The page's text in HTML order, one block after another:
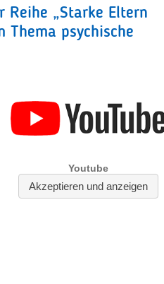
Reihe „Starke Eltern
Thema psychische